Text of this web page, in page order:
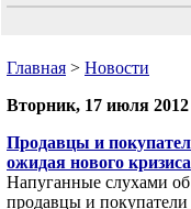
Главная > Новости
Вторник, 17 июля 2012
Продавцы и
ожидая нового кризиса
Напуганные слухами
продавцы и покупатели